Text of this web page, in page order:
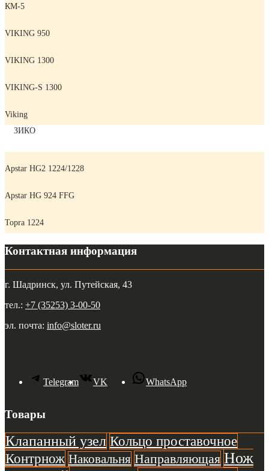
КМ-5
VIKING 950
VIKING 1300
VIKING-S 1300
Viking
ЗИКО
Apstar HG2 1224/1228
Apstar HG 924 FFG
Topra 1224
Контактная информация
г. Шадринск, ул. Путейская, 43
тел.: +7 (35253) 3-00-50
эл. почта: info@sloter.ru
Telegram VK WhatsApp
Товары
Клапанный узел Кольцо проставочное
Контрнож Наковальня Направляющая Нож